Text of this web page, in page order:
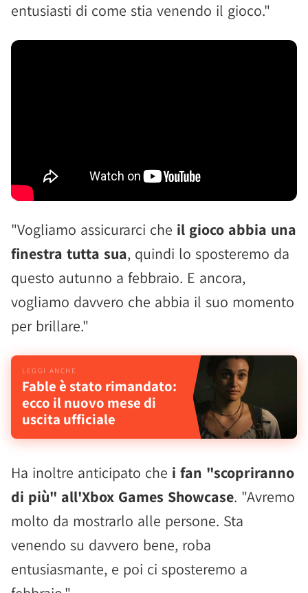
entusiasti di come stia venendo il gioco."
"Vogliamo assicurarci che il gioco abbia una
finestra tutta sua, quindi lo sposteremo da
questo autunno a febbraio. E ancora,
vogliamo davvero che abbia il suo momento
per brillare."
Fable è stato rimandato:
ecco il nuovo mese di
uscita ufficiale
Ha inoltre anticipato che i fan "scopriranno
di più" all'Xbox Games Showcase. "Avremo
molto da mostrarlo alle persone. Sta
venendo su davvero bene, roba
entusiasmante, e poi ci sposteremo a